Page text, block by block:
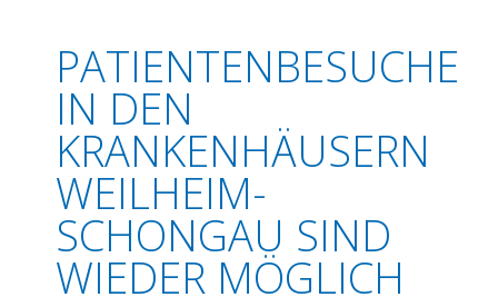
PATIENTENBESUCHE
IN DEN
KRANKENHÄUSERN
WEILHEIM-
SCHONGAU SIND
WIEDER MÖGLICH